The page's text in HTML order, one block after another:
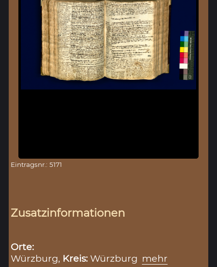
Eintragsnr.: 5171
Zusatzinformationen
Orte:
Würzburg, Kreis:Würzburg mehr